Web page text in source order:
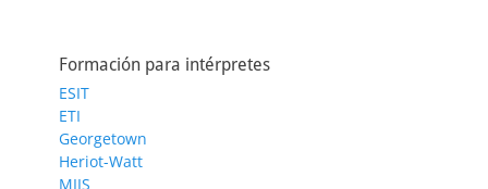
Formación para intérpretes
ESIT
ETI
Georgetown
Heriot-Watt
MIIS